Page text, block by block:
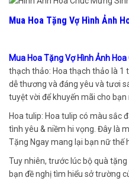
Mua Hoa Tặng Vợ Hình Ảnh
Mua Hoa Tặng Vợ Hình Ảnh
thạch thảo: Hoa thạch thảo là 1
dễ thương và đáng yêu và tươi
tuyệt vời để khuyến mãi cho bạn
Hoa tulip: Hoa tulip có màu sắc
tình yêu & niềm hi vọng. Đây là
Tặng Ngay mang lại bạn nữ thế
Tuy nhiên, trước lúc bộ quà
bạn đề nghị tìm hiểu sở trường